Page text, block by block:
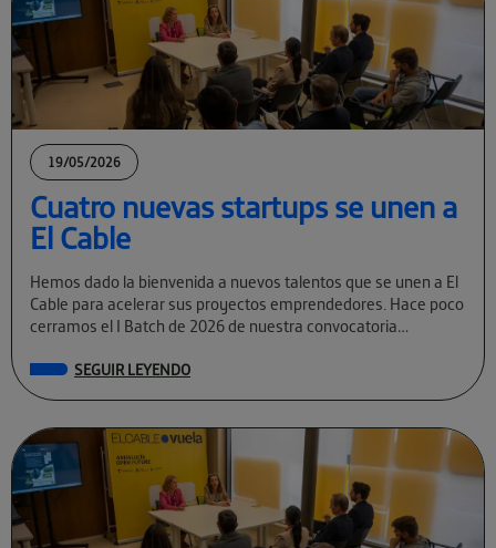
19/05/2026
Cuatro nuevas startups se unen a
El Cable
Hemos dado la bienvenida a nuevos talentos que se unen a El
Cable para acelerar sus proyectos emprendedores. Hace poco
cerramos el I Batch de 2026 de nuestra convocatoria
SEGUIR LEYENDO